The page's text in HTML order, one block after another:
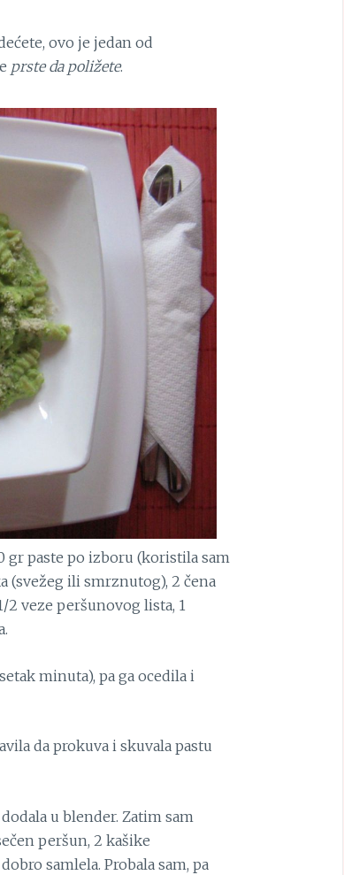
ovo je jedan od
prste da poližete.
gr paste po izboru (koristila sam
(svežeg ili smrznutog), 2 čena
2 veze peršunovog lista, 1
minuta), pa ga ocedila i
da prokuva i skuvala pastu
u blender. Zatim sam
peršun, 2 kašike
samlela. Probala sam, pa